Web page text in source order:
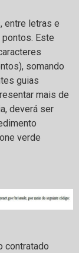
entre letras e
Este
somando
guias
mais de
deverá ser
verde
contratado